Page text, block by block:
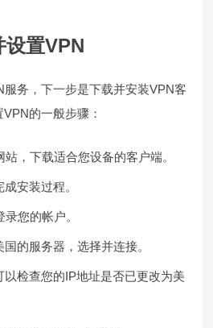
设置VPN
务，下一步是下载并安装VPN客
的一般步骤：
，下载适合您设备的客户端。
安装过程。
您的帐户。
的服务器，选择并连接。
检查您的IP地址是否已更改为美